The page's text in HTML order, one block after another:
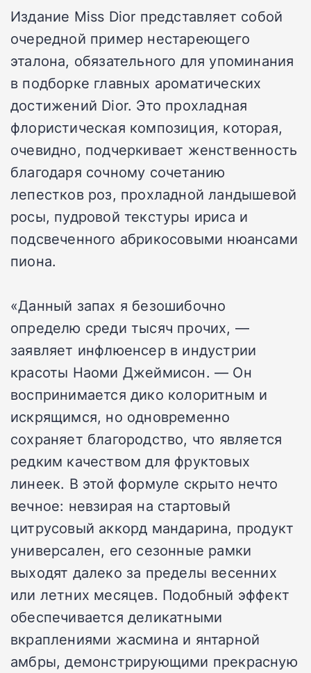
Издание Miss Dior представляет собой
очередной пример нестареющего
эталона, обязательного для упоминания
в подборке главных ароматических
достижений Dior. Это прохладная
флористическая композиция, которая,
очевидно, подчеркивает женственность
благодаря сочному сочетанию
лепестков роз, прохладной ландышевой
росы, пудровой текстуры ириса и
подсвеченного абрикосовыми нюансами
пиона.
«Данный запах я безошибочно
определю среди тысяч прочих, —
заявляет инфлюенсер в индустрии
красоты Наоми Джеймисон. — Он
воспринимается дико колоритным и
искрящимся, но одновременно
сохраняет благородство, что является
редким качеством для фруктовых
линеек. В этой формуле скрыто нечто
вечное: невзирая на стартовый
цитрусовый аккорд мандарина, продукт
универсален, его сезонные рамки
выходят далеко за пределы весенних
или летних месяцев. Подобный эффект
обеспечивается деликатными
вкраплениями жасмина и янтарной
амбры, демонстрирующими прекрасную